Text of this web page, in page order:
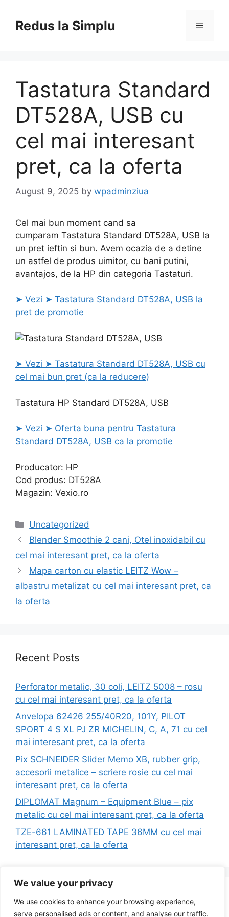
We value your privacy
We use cookies to enhance your browsing experience,
serve personalised ads or content, and analyse our traffic.
contentRedus la Simplu Menu
Tastatura Standard
DT528A, USB cu
cel mai interesant
pret, ca la oferta
August 9, 2025 by wpadminziua
Cel mai bun moment cand sa
cumparam Tastatura Standard DT528A, USB la
un pret ieftin si bun. Avem ocazia de a detine
un astfel de produs uimitor, cu bani putini,
avantajos, de la HP din categoria Tastaturi.
➤ Vezi ➤ Tastatura Standard DT528A, USB la
pret de promotie
➤ Vezi ➤ Tastatura Standard DT528A, USB cu
cel mai bun pret (ca la reducere)
Tastatura HP Standard DT528A, USB
➤ Vezi ➤ Oferta buna pentru Tastatura
Standard DT528A, USB ca la promotie
Producator: HP
Cod produs: DT528A
Magazin: Vexio.ro
Categories
Uncategorized
Blender Smoothie 2 cani, Otel inoxidabil cu
cel mai interesant pret, ca la oferta
Mapa carton cu elastic LEITZ Wow –
albastru metalizat cu cel mai interesant pret, ca
la oferta
Recent Posts
Perforator metalic, 30 coli, LEITZ 5008 – rosu
cu cel mai interesant pret, ca la oferta
Anvelopa 62426 255/40R20, 101Y, PILOT
SPORT 4 S XL PJ ZR MICHELIN, C, A, 71 cu cel
mai interesant pret, ca la oferta
Pix SCHNEIDER Slider Memo XB, rubber grip,
accesorii metalice – scriere rosie cu cel mai
interesant pret, ca la oferta
DIPLOMAT Magnum – Equipment Blue – pix
metalic cu cel mai interesant pret, ca la oferta
TZE-661 LAMINATED TAPE 36MM cu cel mai
interesant pret, ca la oferta
Search
for: